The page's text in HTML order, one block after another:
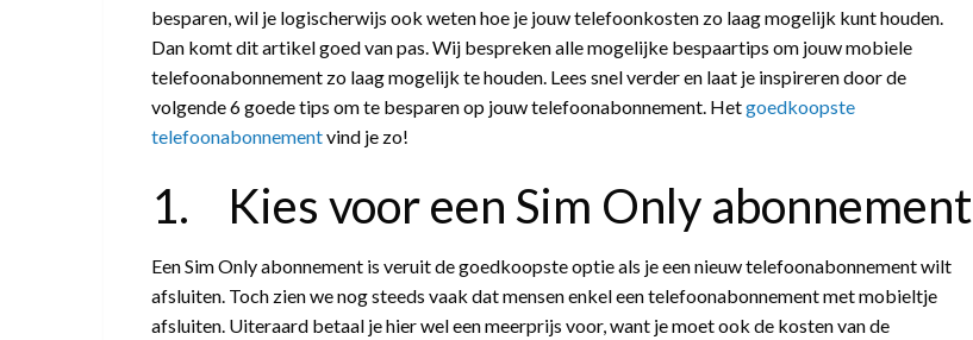
besparen, wil je logischerwijs ook weten hoe je jouw telefoonkosten zo laag mogelijk kunt houden.
Dan komt dit artikel goed van pas. Wij bespreken alle mogelijke bespaartips om jouw mobiele
telefoonabonnement zo laag mogelijk te houden. Lees snel verder en laat je inspireren door de
volgende 6 goede tips om te besparen op jouw telefoonabonnement. Hetgoedkoopste
telefoonabonnementvind je zo!
1. Kies voor een Sim Only abonnement
Een Sim Only abonnement is veruit de goedkoopste optie als je een nieuw telefoonabonnement wilt
afsluiten. Toch zien we nog steeds vaak dat mensen enkel een telefoonabonnement met mobieltje
afsluiten. Uiteraard betaal je hier wel een meerprijs voor, want je moet ook de kosten van de